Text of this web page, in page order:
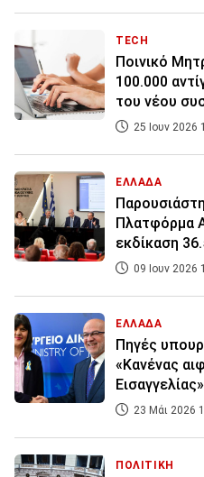
TECH
Ποινικό
100.000
του νέου
25 Ιουν 2026
ΕΛΛΑΔΑ
Πλατφόρμα
εκδίκαση
09 Ιουν 2026
ΕΛΛΑΔΑ
Πηγές
«Κανένας
Εισαγγελίας»
23 Μάι 2026
ΠΟΛΙΤΙΚΗ